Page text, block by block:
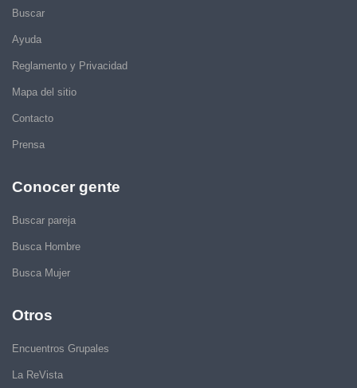
Buscar
Ayuda
Reglamento y Privacidad
Mapa del sitio
Contacto
Prensa
Conocer gente
Buscar pareja
Busca Hombre
Busca Mujer
Otros
Encuentros Grupales
La ReVista